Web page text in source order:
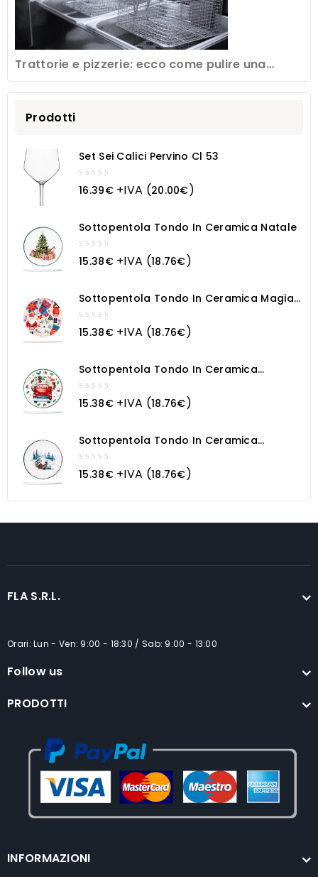
Trattorie e pizzerie: ecco come pulire una
friggitrice professionale
Prodotti
Set Sei Calici Pervino Cl 53
out
16.39€+IVA (20.00€)
Sottopentola Tondo In Ceramica Natale
out
15.38€+IVA (18.76€)
Sottopentola Tondo In Ceramica Magia
Natalizia
out
15.38€+IVA (18.76€)
Sottopentola Tondo In Ceramica
Macchina Natalizia
out
15.38€+IVA (18.76€)
Sottopentola Tondo In Ceramica
Paesaggio Innevato
out
15.38€+IVA (18.76€)
FLA S.R.L.
Orari: Lun - Ven: 9:00 - 18:30 / Sab: 9:00 - 13:00
Follow us
PRODOTTI
INFORMAZIONI